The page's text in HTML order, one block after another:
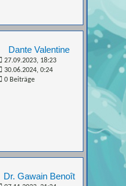
Dante Valentine
27.09.2023, 18:23
30.06.2024, 0:24
0 Beiträge
Dr. Gawain Benoît